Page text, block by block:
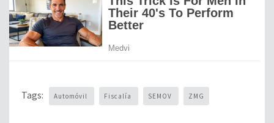
Tags: Automóvil Fiscalía SEMOV ZMG